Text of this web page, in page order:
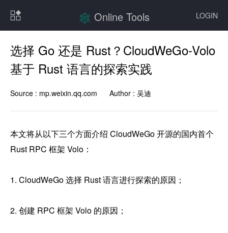
LOGIN
Online Tools
选择 Go 还是 Rust？CloudWeGo-Volo
基于 Rust 语言的探索实践
Source : mp.weixin.qq.com Author : 吴迪
本文将从以下三个方面介绍 CloudWeGo 开源的国内首个
Rust RPC 框架 Volo：
1. CloudWeGo 选择 Rust 语言进行探索的原因；
2. 创建 RPC 框架 Volo 的原因；